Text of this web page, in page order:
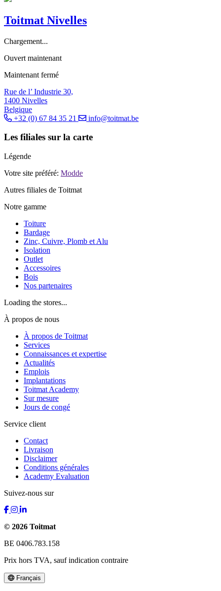
Toitmat Nivelles
Chargement...
Ouvert maintenant
Maintenant fermé
Rue de l’ Industrie 30,
1400 Nivelles
Belgique
+32 (0) 67 84 35 21
info@toitmat.be
Les filiales sur la carte
Légende
Votre site préféré: Modde
Autres filiales de Toitmat
Notre gamme
Toiture
Bardage
Zinc, Cuivre, Plomb et Alu
Isolation
Outlet
Accessoires
Bois
Nos partenaires
Loading the stores...
À propos de nous
À propos de Toitmat
Services
Connaissances et expertise
Actualités
Emplois
Implantations
Toitmat Academy
Sur mesure
Jours de congé
Service client
Contact
Livraison
Disclaimer
Conditions générales
Academy Evaluation
Suivez-nous sur
© 2026 Toitmat
BE 0406.783.158
Prix hors TVA, sauf indication contraire
Français